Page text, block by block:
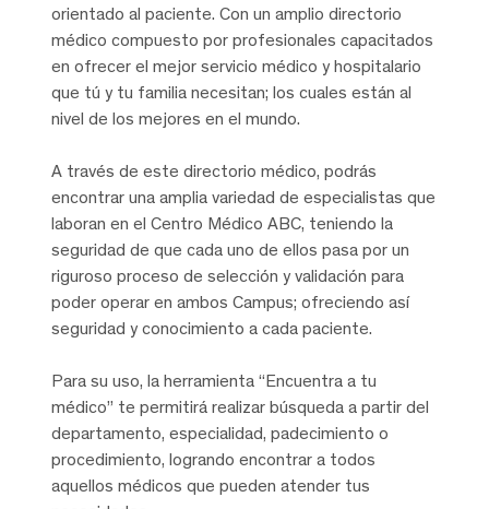
orientado al paciente. Con un amplio directorio
médico compuesto por profesionales capacitados
en ofrecer el mejor servicio médico y hospitalario
que tú y tu familia necesitan; los cuales están al
nivel de los mejores en el mundo.
A través de este directorio médico, podrás
encontrar una amplia variedad de especialistas que
laboran en el Centro Médico ABC, teniendo la
seguridad de que cada uno de ellos pasa por un
riguroso proceso de selección y validación para
poder operar en ambos Campus; ofreciendo así
seguridad y conocimiento a cada paciente.
Para su uso, la herramienta “Encuentra a tu
médico” te permitirá realizar búsqueda a partir del
departamento, especialidad, padecimiento o
procedimiento, logrando encontrar a todos
aquellos médicos que pueden atender tus